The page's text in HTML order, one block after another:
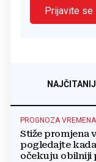
Prijavite se
PROGNOZA VREMENA
Stiže promjena
pogledajte
očekuju obilniji